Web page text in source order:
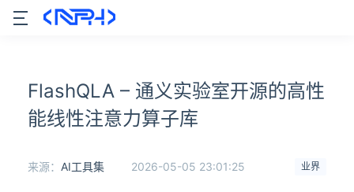
FlashQLA – 通义实验室开源的高性
能线性注意力算子库
业界
来源： AI工具集 2026-05-05 23:01:25